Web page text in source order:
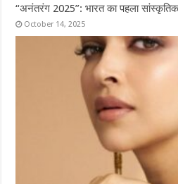
“अनंतरंग 2025”: भारत का पहला
October 14, 2025